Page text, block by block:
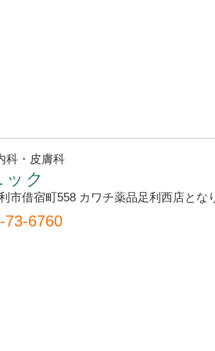
科・皮膚科
ク
市借宿町558 カワチ薬品足利西店とな
73-6760